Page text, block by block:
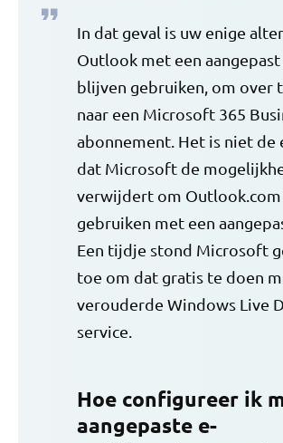
In dat geval is uw enige
Outlook met een
blijven gebruiken, om over
naar een Microsoft 365
abonnement. Het is niet de
dat Microsoft de
verwijdert om
gebruiken met een
Een tijdje stond Microsoft
toe om dat gratis te doen
verouderde Windows Live
service.
Hoe configureer ik
aangepaste e-